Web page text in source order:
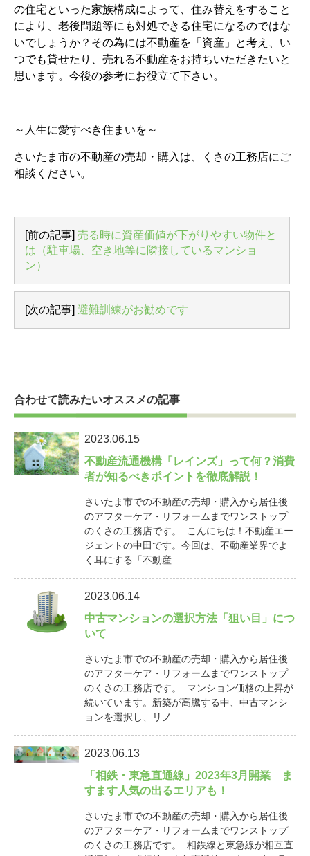
の住宅といった家族構成によって、住み替えをすること
により、老後問題等にも対処できる住宅になるのではな
いでしょうか？その為には不動産を「資産」と考え、い
つでも貸せたり、売れる不動産をお持ちいただきたいと
思います。今後の参考にお役立て下さい。
～人生に愛すべき住まいを～
さいたま市の不動産の売却・購入は、くさの工務店にご
相談ください。
[前の記事] 売る時に資産価値が下がりやすい物件と
は（駐車場、空き地等に隣接しているマンショ
ン）
[次の記事] 避難訓練がお勧めです
合わせて読みたいオススメの記事
2023.06.15
不動産流通機構「レインズ」って何？消費
者が知るべきポイントを徹底解説！
さいたま市での不動産の売却・購入から居住後
のアフターケア・リフォームまでワンストップ
のくさの工務店です。 こんにちは！不動産エー
ジェントの中田です。今回は、不動産業界でよ
く耳にする「不動産…...
2023.06.14
中古マンションの選択方法「狙い目」につ
いて
さいたま市での不動産の売却・購入から居住後
のアフターケア・リフォームまでワンストップ
のくさの工務店です。 マンション価格の上昇が
続いています。新築が高騰する中、中古マンシ
ョンを選択し、リノ…...
2023.06.13
「相鉄・東急直通線」2023年3月開業 ま
すます人気の出るエリアも！
さいたま市での不動産の売却・購入から居住後
のアフターケア・リフォームまでワンストップ
のくさの工務店です。 相鉄線と東急線が相互直